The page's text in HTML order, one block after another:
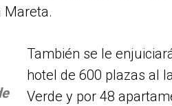
Mareta.
También se le
hotel de 600 plazas al
Verde y por 48